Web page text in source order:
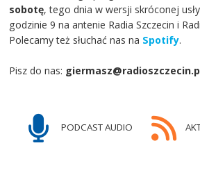
sobotę, tego dnia w wersji skróconej
godzinie 9 na antenie Radia Szczecin i
Polecamy też słuchać nas na Spotify.
Pisz do nas:
PODCAST AUDIO